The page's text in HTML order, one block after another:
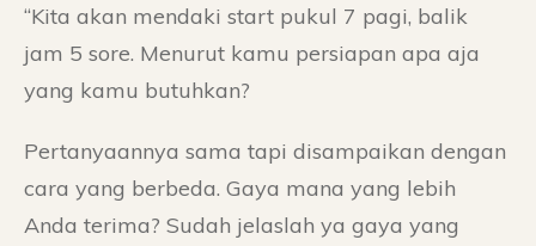
“Kita akan mendaki start pukul 7 pagi, balik
jam 5 sore. Menurut kamu persiapan apa aja
yang kamu butuhkan?
Pertanyaannya sama tapi disampaikan dengan
cara yang berbeda. Gaya mana yang lebih
Anda terima? Sudah jelaslah ya gaya yang